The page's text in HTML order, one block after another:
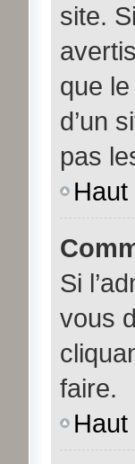
site.
que
d’un
pas
Haut
Si
vous
faire.
Haut